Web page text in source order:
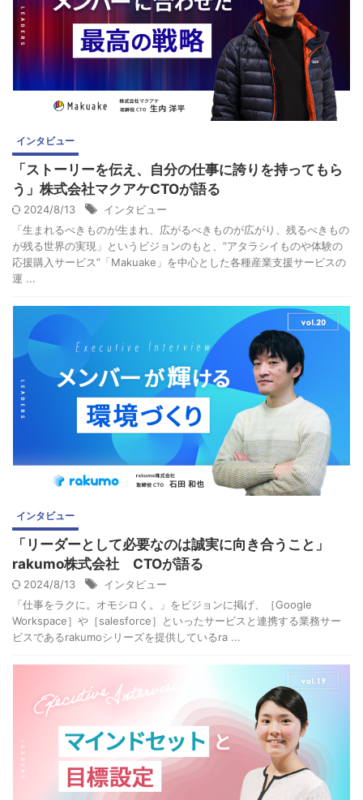
インタビュー
「ストーリーを伝え、自分の仕事に誇りを持ってもら
う」株式会社マクアケCTOが語る
2024/8/13
インタビュー
「生まれるべきものが生まれ、広がるべきものが広がり、残るべきもの
が残る世界の実現」というビジョンのもと、”アタラシイものや体験の
応援購入サービス”「Makuake」を中心とした各種産業支援サービスの
運 ...
インタビュー
「リーダーとして必要なのは誠実に向き合うこと」
rakumo株式会社 CTOが語る
2024/8/13
インタビュー
「仕事をラクに。オモシロく。」をビジョンに掲げ、［Google​
Workspace​​​］や［salesforce］といったサービスと連携する業務サー
ビスであるrakumoシリーズを提供しているra ...